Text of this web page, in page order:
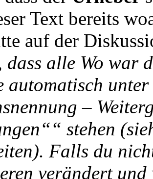
Text bereits
auf der
dass alle Wo war
automatisch
–
stehen
Falls du
verändert